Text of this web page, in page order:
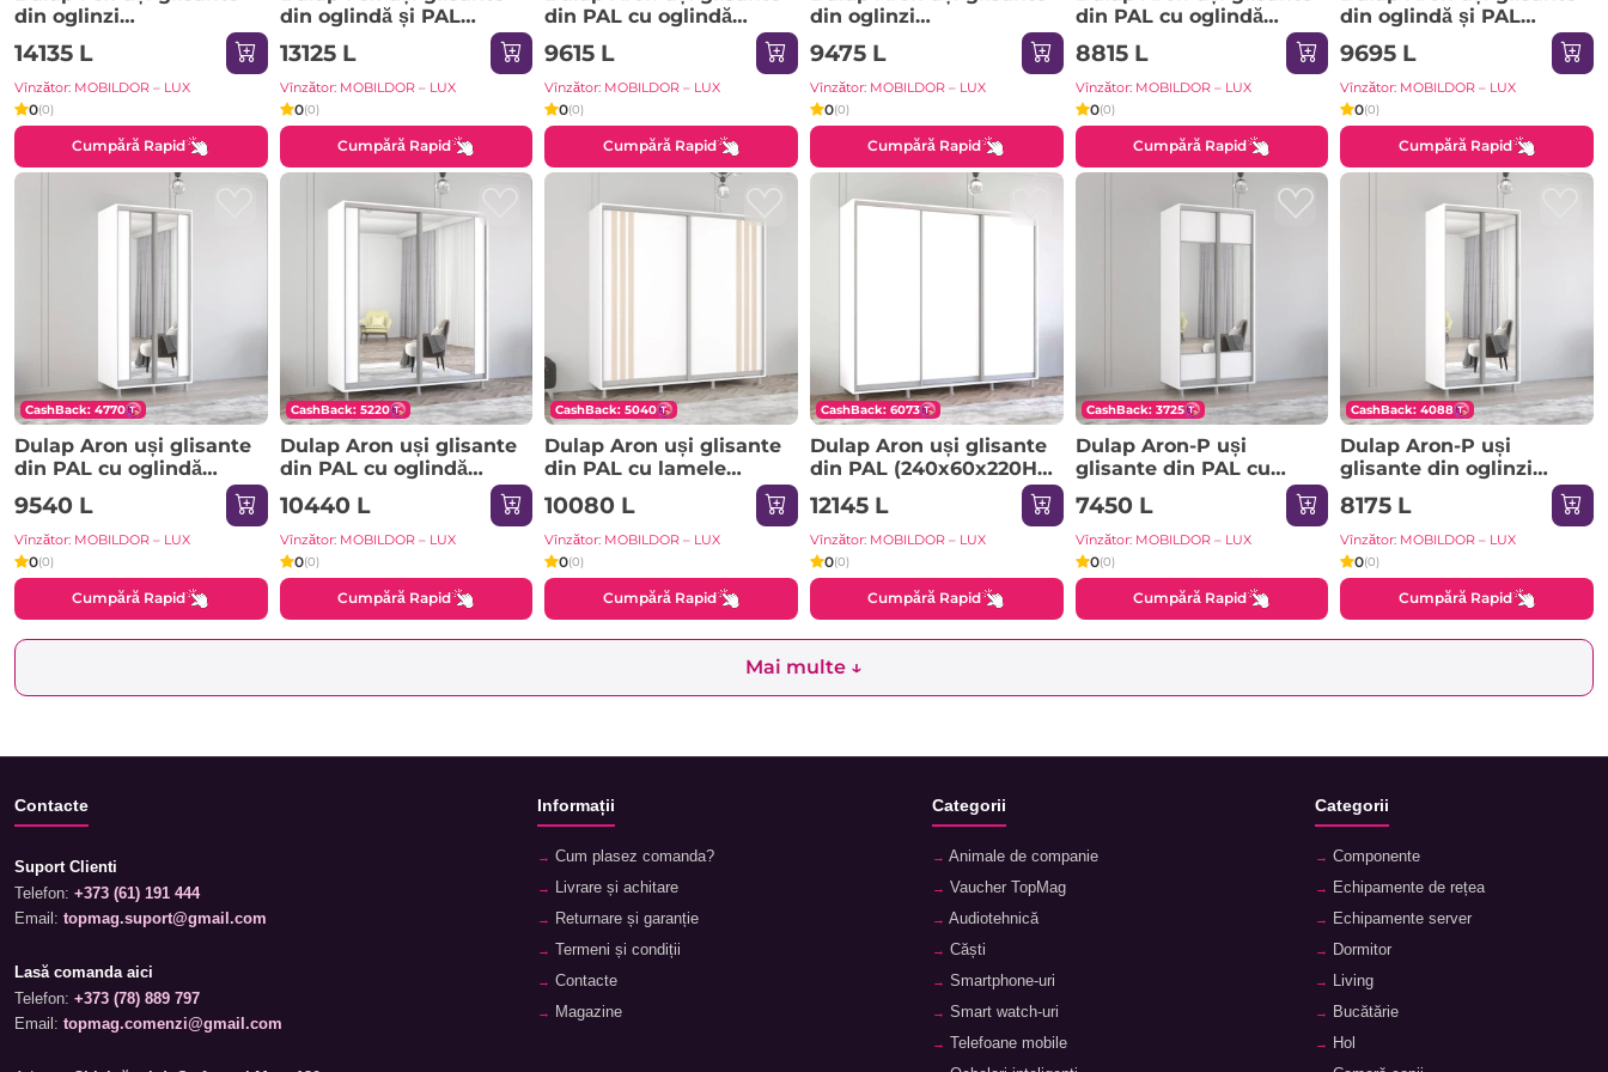
din oglinzi
(290x60x200H cm)
Sonoma
14135 L
Vînzător: MOBILDOR – LUX
0(0)
Cumpără Rapid
din oglindă și PAL
(300x60x220H cm) Alb
13125 L
Vînzător: MOBILDOR – LUX
0(0)
Cumpără Rapid
din PAL cu oglindă
orizontal (190x60x210H
cm) Alb Brilliant
9615 L
Vînzător: MOBILDOR – LUX
0(0)
Cumpără Rapid
din oglinzi
(170x60x220H cm)
Sonoma
9475 L
Vînzător: MOBILDOR – LUX
0(0)
Cumpără Rapid
din PAL cu oglindă
zebra (130x60x230H cm)
Anthracite
8815 L
Vînzător: MOBILDOR – LUX
0(0)
Cumpără Rapid
din oglindă și PAL
(190x60x230H cm) Alb
Brilliant
9695 L
Vînzător: MOBILDOR – LUX
0(0)
Cumpără Rapid
CashBack: 4770
Dulap Aron uși glisante
din PAL cu oglindă
vertical (170x60x240H
cm) Sonoma
9540 L
Vînzător: MOBILDOR – LUX
0(0)
Cumpără Rapid
CashBack: 5220
Dulap Aron uși glisante
din PAL cu oglindă
vertical (210x60x230H
cm) Alb Brilliant
10440 L
Vînzător: MOBILDOR – LUX
0(0)
Cumpără Rapid
CashBack: 5040
Dulap Aron uși glisante
din PAL cu lamele
(210x60x220H cm)
Anthracite
10080 L
Vînzător: MOBILDOR – LUX
0(0)
Cumpără Rapid
CashBack: 6073
Dulap Aron uși glisante
din PAL (240x60x220H
cm) Sonoma
12145 L
Vînzător: MOBILDOR – LUX
0(0)
Cumpără Rapid
CashBack: 3725
Dulap Aron-P uși
glisante din PAL cu
oglindă orizontal
(100x60x200H cm) Alb
Brilliant
7450 L
Vînzător: MOBILDOR – LUX
0(0)
Cumpără Rapid
CashBack: 4088
Dulap Aron-P uși
glisante din oglinzi
(140x60x230H cm)
Sonoma
8175 L
Vînzător: MOBILDOR – LUX
0(0)
Cumpără Rapid
Mai multe ↓
Contacte
Suport Clienti
Telefon: +373 (61) 191 444
Email: topmag.suport@gmail.com
Lasă comanda aici
Telefon: +373 (78) 889 797
Email: topmag.comenzi@gmail.com
Informații
Cum plasez comanda?
Livrare și achitare
Returnare și garanție
Termeni și condiții
Contacte
Magazine
Categorii
Animale de companie
Vaucher TopMag
Audiotehnică
Căști
Smartphone-uri
Smart watch-uri
Telefoane mobile
Categorii
Componente
Echipamente de rețea
Echipamente server
Dormitor
Living
Bucătărie
Hol